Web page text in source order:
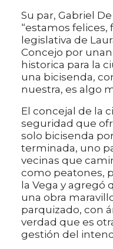
Su par, Gabriel
“estamos felices,
legislativa de
Concejo por
historica para la
una bicisenda,
nuestra, es algo
El concejal de la
seguridad que
solo bicisenda
terminada, uno
vecinas que
como peatones,
la Vega y agregó
una obra
parquizado, con
verdad que es
gestión del